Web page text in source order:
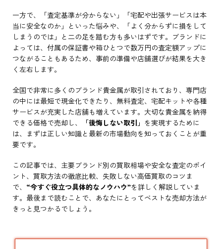
一方で、「査定基準が分からない」「宅配や出張サービスは本
当に安全なのか」といった悩みや、「よく分からずに損をして
しまうのでは」と二の足を踏む方も多いはずです。ブランドに
よっては、付属の保証書や箱ひとつで数万円の査定額アップに
つながることもあるため、事前の準備や店舗選びが結果を大き
く左右します。
全国で非常に多くのブランド貴金属が取引されており、専門店
の中には最短で現金化できたり、無料査定、宅配キットや各種
サービスが充実した店舗も増えています。大切な貴金属を納得
できる価格で売却し、
「後悔しない取引」 を実現するために
は、まずは正しい知識と最新の市場動向を知っておくことが重
要です。
この記事では、主要ブランド別の買取相場や安全な査定のポイ
ント、買取方法の徹底比較、失敗しない高価買取のコツま
で、 “今すぐ役立つ具体的なノウハウ”を詳しく解説していま
す。最後まで読むことで、あなたにとってベストな売却方法が
きっと見つかるでしょう。